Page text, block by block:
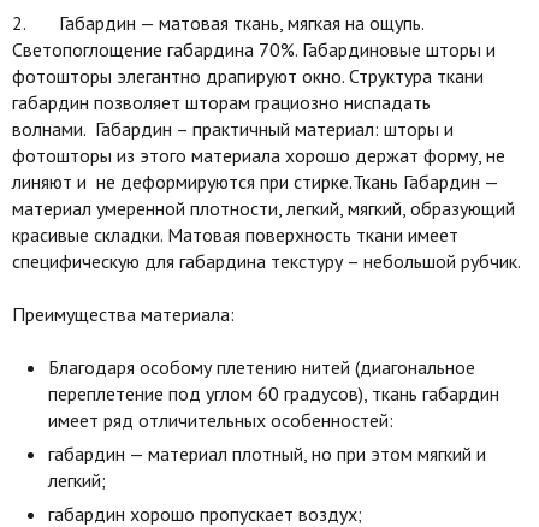
2. Габардин — матовая ткань, мягкая на ощупь.
Светопоглощение габардина 70%. Габардиновые шторы и
фотошторы элегантно драпируют окно. Структура ткани
габардин позволяет шторам грациозно ниспадать
волнами. Габардин – практичный материал: шторы и
фотошторы из этого материала хорошо держат форму, не
линяют и не деформируются при стирке.Ткань Габардин —
материал умеренной плотности, легкий, мягкий, образующий
красивые складки. Матовая поверхность ткани имеет
специфическую для габардина текстуру – небольшой рубчик.
Преимущества материала:
Благодаря особому плетению нитей (диагональное
переплетение под углом 60 градусов), ткань габардин
имеет ряд отличительных особенностей:
габардин — материал плотный, но при этом мягкий и
легкий;
габардин хорошо пропускает воздух;